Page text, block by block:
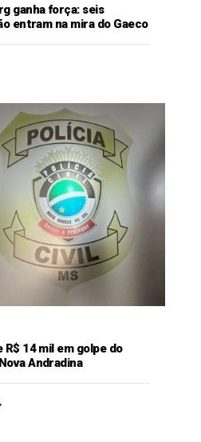
ganha força: seis
entram na mira do Gaeco
R$ 14 mil em golpe do
Andradina